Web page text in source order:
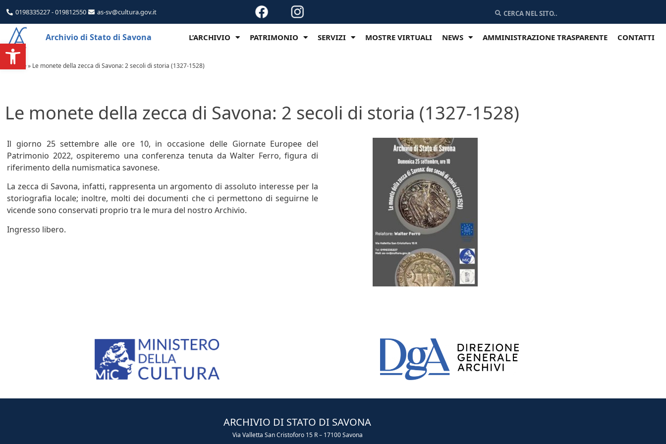
Apri la barra degli strumenti
0198335227 - 019812550 as-sv@cultura.gov.it
Archivio di Stato di Savona L’ARCHIVIO PATRIMONIO SERVIZI MOSTRE VIRTUALI NEWS AMMINISTRAZIONE TRASPARENTE CONTATTI
Home» Le monete della zecca di Savona: 2 secoli di storia (1327-1528)
Le monete della zecca di Savona: 2 secoli di storia (1327-1528)
Il giorno 25 settembre alle ore 10, in occasione delle Giornate Europee del
Patrimonio 2022, ospiteremo una conferenza tenuta da Walter Ferro, figura di
riferimento della numismatica savonese.
La zecca di Savona, infatti, rappresenta un argomento di assoluto interesse per la
storiografia locale; inoltre, molti dei documenti che ci permettono di seguirne le
vicende sono conservati proprio tra le mura del nostro Archivio.
Ingresso libero.
ARCHIVIO DI STATO DI SAVONA
Via Valletta San Cristoforo 15 R – 17100 Savona